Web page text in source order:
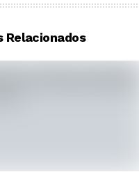
Relacionados